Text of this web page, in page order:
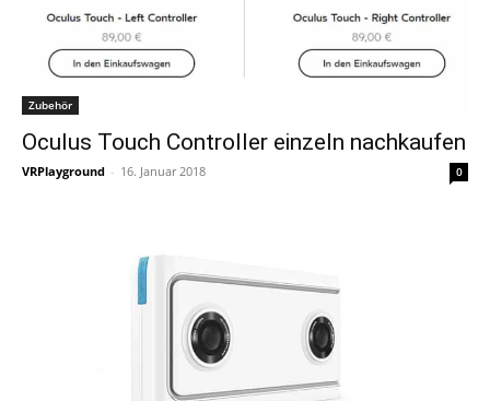
Zubehör
Oculus Touch Controller einzeln nachkaufen
VRPlayground - 16. Januar 2018 0